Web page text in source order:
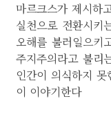
마르크스가 제시하
실천으로 전환시키
오해를 불러일으키
주지주의라고 불리
인간이 의식하지
이 이야기한다